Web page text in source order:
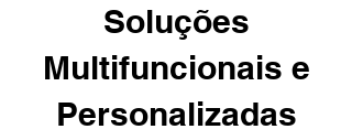
Soluções
Multifuncionais e
Personalizadas